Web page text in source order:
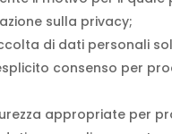
sulla privacy;
di dati personali
consenso per
appropriate per